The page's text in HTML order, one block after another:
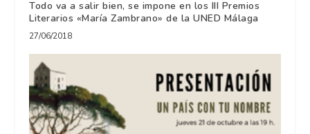
Todo va a salir bien, se impone en los III Premios
Literarios «María Zambrano» de la UNED Málaga
27/06/2018